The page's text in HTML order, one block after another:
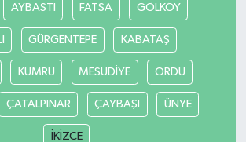
AYBASTI FATSA GÖLKÖY
GÜRGENTEPE KABATAŞ
KUMRU MESUDİYE ORDU
ÇATALPINAR ÇAYBAŞI ÜNYE
İKİZCE